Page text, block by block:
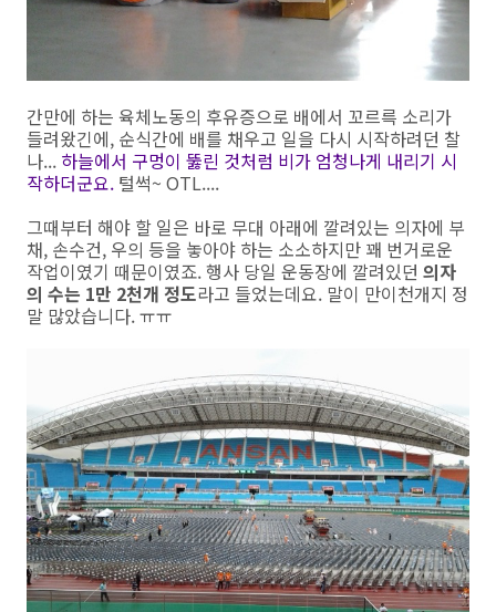
간만에 하는 육체노동의 후유증으로 배에서 꼬르륵 소리가
들려왔긴에, 순식간에 배를 채우고 일을 다시 시작하려던 찰
나... 하늘에서 구멍이 뚫린 것처럼 비가 엄청나게 내리기 시
작하더군요. 털썩~ OTL....
그때부터 해야 할 일은 바로 무대 아래에 깔려있는 의자에 부
채, 손수건, 우의 등을 놓아야 하는 소소하지만 꽤 번거로운
작업이였기 때문이였죠. 행사 당일 운동장에 깔려있던 의자
의 수는 1만 2천개 정도라고 들었는데요. 말이 만이천개지 정
말 많았습니다. ㅠㅠ